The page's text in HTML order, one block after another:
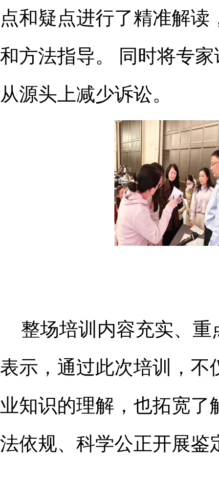
点和疑点进行了精准解
和方法指导。
同时将专
从源头上减少诉讼。
整场培训内容充实、
表示，通过此次培训，不
业知识的理解，也拓宽
法依规、科学公正开展鉴